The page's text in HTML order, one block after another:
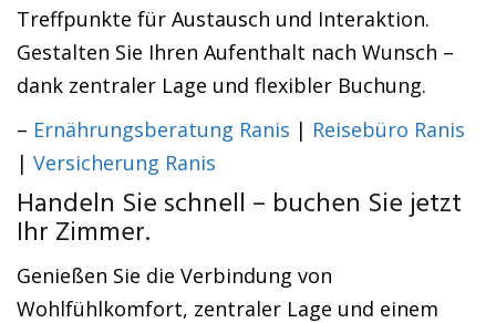
Treffpunkte für Austausch und Interaktion.
Gestalten Sie Ihren Aufenthalt nach Wunsch –
dank zentraler Lage und flexibler Buchung.
– Ernährungsberatung Ranis | Reisebüro Ranis
| Versicherung Ranis
Handeln Sie schnell – buchen Sie jetzt
Ihr Zimmer.
Genießen Sie die Verbindung von
Wohlfühlkomfort, zentraler Lage und einem